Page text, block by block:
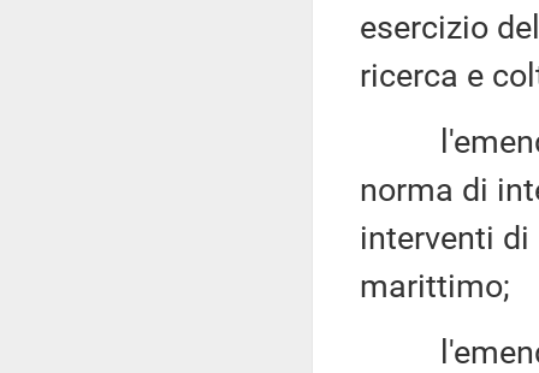
esercizio
ricerca e
norma di
interventi di
marittimo;